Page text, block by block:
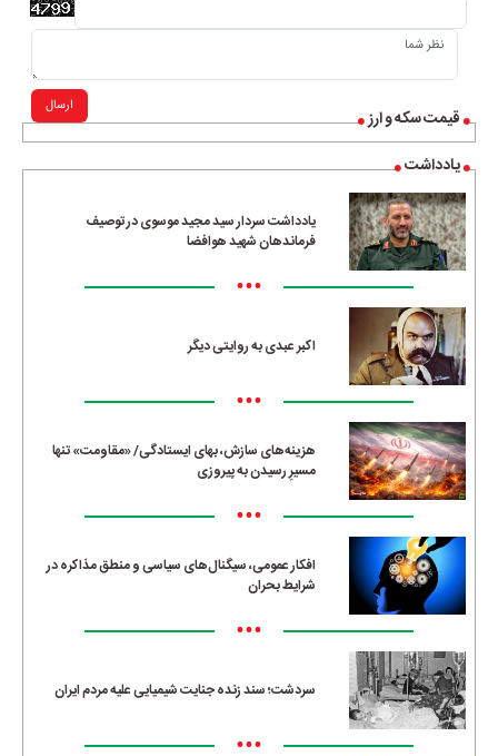
قیمت سکه و ارز
یادداشت
یادداشت سردار سید مجید موسوی در توصیف
فرماندهان شهید هوافضا
•••
اکبر عبدی به روایتی دیگر
•••
هزینه‌های سازش، بهای ایستادگی/ «مقاومت» تنها
مسیرِ رسیدن به پیروزی
•••
افکار عمومی، سیگنال‌های سیاسی و منطق مذاکره در
شرایط بحران
•••
سردشت؛ سند زنده جنایت شیمیایی علیه مردم ایران
•••
ارسال